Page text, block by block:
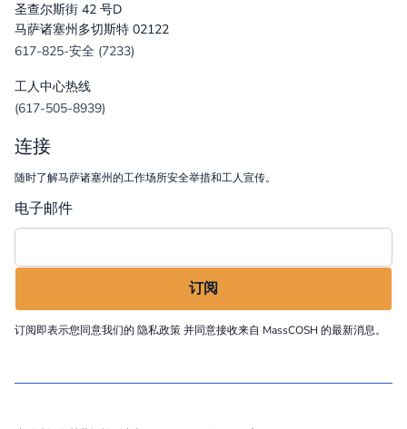
圣查尔斯街 42 号D
马萨诸塞州多切斯特 02122
617-825-安全 (7233)
工人中心热线
(617-505-8939)
连接
随时了解马萨诸塞州的工作场所安全举措和工人宣传。
电子邮件
订阅即表示您同意我们的 隐私政策并同意接收来自 MassCOSH 的最新消息。